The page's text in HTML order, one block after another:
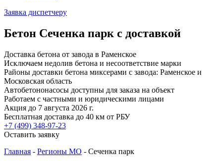
Заявка диспетчеру
Бетон Сеченка парк с доставкой
Доставка бетона от завода в Раменское
Исключаем недолив бетона и несоответствие марки
Районы доставки бетона миксерами с завода: Раменское и
Московская область
Автобетононасосы доступны для заказа на объект
Работаем с частными и юридическими лицами
Акция до 7 августа 2026 г.
Бесплатная доставка до 40 км от РБУ
+7 (499) 348-97-23
Оставить заявку
Главная - Регионы МО - Сеченка парк